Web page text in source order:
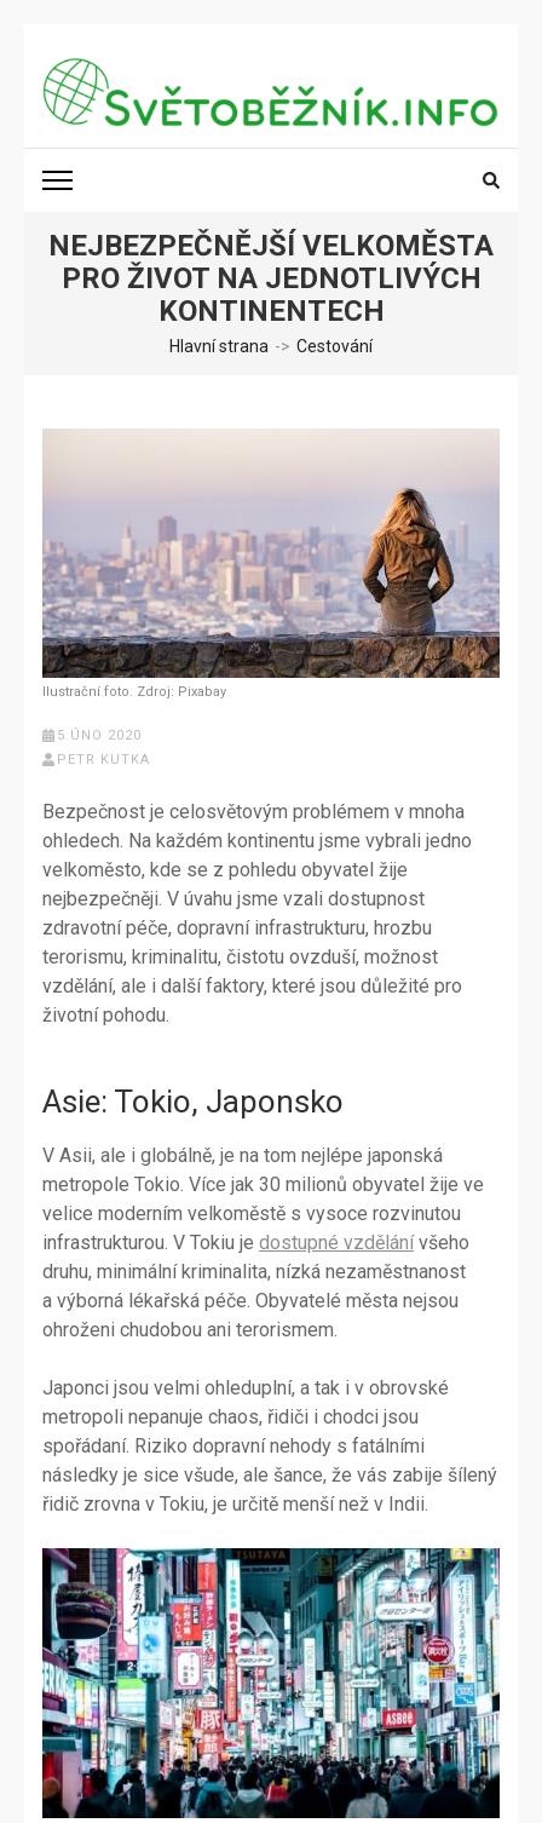
obsah
(stiskněte
Enter)
SVĚTOBĚŽNÍK.INFO
NEJBEZPEČNĚJŠÍ VELKOMĚSTA
PRO ŽIVOT NA JEDNOTLIVÝCH
KONTINENTECH
Hlavní strana -> Cestování
Ilustrační foto. Zdroj: Pixabay
5 ÚNO 2020
PETR KUTKA
Bezpečnost je celosvětovým problémem v mnoha
ohledech. Na každém kontinentu jsme vybrali jedno
velkoměsto, kde se z pohledu obyvatel žije
nejbezpečněji. V úvahu jsme vzali dostupnost
zdravotní péče, dopravní infrastrukturu, hrozbu
terorismu, kriminalitu, čistotu ovzduší, možnost
vzdělání, ale i další faktory, které jsou důležité pro
životní pohodu.
Asie: Tokio, Japonsko
V Asii, ale i globálně, je na tom nejlépe japonská
metropole Tokio. Více jak 30 milionů obyvatel žije ve
velice moderním velkoměstě s vysoce rozvinutou
infrastrukturou. V Tokiu je dostupné vzdělánívšeho
druhu, minimální kriminalita, nízká nezaměstnanost
a výborná lékařská péče. Obyvatelé města nejsou
ohroženi chudobou ani terorismem.
Japonci jsou velmi ohleduplní, a tak i v obrovské
metropoli nepanuje chaos, řidiči i chodci jsou
spořádaní. Riziko dopravní nehody s fatálními
následky je sice všude, ale šance, že vás zabije šílený
řidič zrovna v Tokiu, je určitě menší než v Indii.